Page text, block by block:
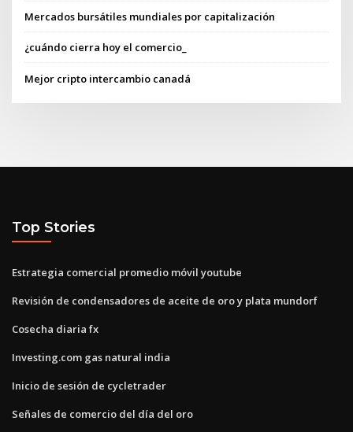
Mercados bursátiles mundiales por capitalización
¿cuándo cierra hoy el comercio_
Mejor cripto intercambio canadá
Top Stories
Estrategia comercial promedio móvil youtube
Revisión de condensadores de aceite de oro y plata mundorf
Cosecha diaria fx
Investing.com gas natural india
Inicio de sesión de cycletrader
Señales de comercio del día del oro